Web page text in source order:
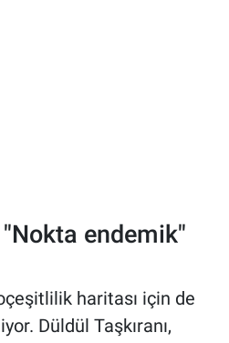
"Nokta endemik"
haritası için de
Düldül Taşkıranı,